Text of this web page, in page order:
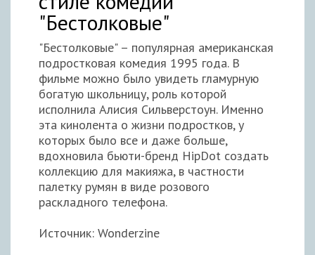
"Бестолковые"
"Бестолковые" – популярная американская
подростковая комедия 1995 года. В
фильме можно было увидеть гламурную
богатую школьницу, роль которой
исполнила Алисия Сильверстоун. Именно
эта кинолента о жизни подростков, у
которых было все и даже больше,
вдохновила бьюти-бренд HipDot создать
коллекцию для макияжа, в частности
палетку румян в виде розового
раскладного телефона.
Источник: Wonderzine